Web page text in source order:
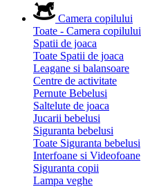
Camera copilului
Toate - Camera copilului
Spatii de joaca
Toate Spatii de joaca
Leagane si balansoare
Centre de activitate
Pernute Bebelusi
Saltelute de joaca
Jucarii bebelusi
Siguranta bebelusi
Toate Siguranta bebelusi
Interfoane si Videofoane
Siguranta copii
Lampa veghe